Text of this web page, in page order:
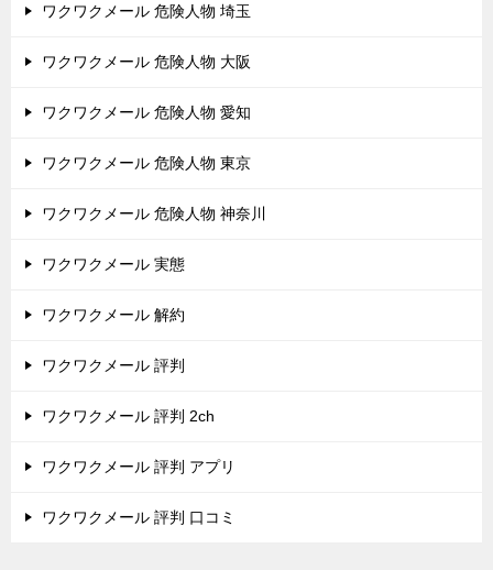
ワクワクメール 危険人物 埼玉
ワクワクメール 危険人物 大阪
ワクワクメール 危険人物 愛知
ワクワクメール 危険人物 東京
ワクワクメール 危険人物 神奈川
ワクワクメール 実態
ワクワクメール 解約
ワクワクメール 評判
ワクワクメール 評判 2ch
ワクワクメール 評判 アプリ
ワクワクメール 評判 口コミ